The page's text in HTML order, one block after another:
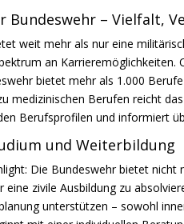
Bundeswehr – Vielfalt,
weit mehr als nur eine
an Karrieremöglichkeiten.
bietet mehr als 1.000
medizinischen Berufen reicht
Berufsprofilen und informiert
und Weiterbildung
Die Bundeswehr bietet
eine zivile Ausbildung zu
unterstützen – sowohl